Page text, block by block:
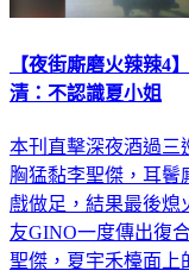
清：不認識夏小姐
胸猛黏李聖傑，耳鬢
戲做足，結果最後熄
友GINO一度傳出復
聖傑，夏宇禾檯面上
本刊透露，GINO當